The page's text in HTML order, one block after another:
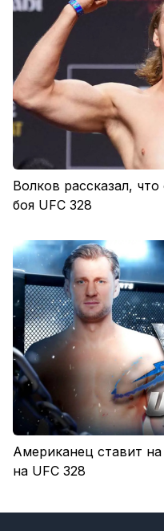
Волков рассказал,
боя UFC 328
Американец ставит
на UFC 328